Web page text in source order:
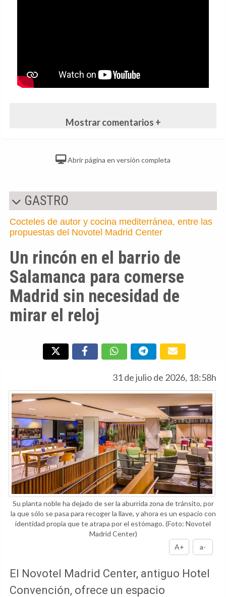
Mostrar comentarios +
Abrir página en versión completa
GASTRO
Cocteles de autor y cocina mediterránea, entre las
propuestas del Novotel Madrid Center
Un rincón en el barrio de
Salamanca para comerse
Madrid sin necesidad de
mirar el reloj
31 de julio de 2026, 18:58h
Su planta noble ha dejado de ser la aburrida zona de tránsito, por
la que sólo se pasa para recoger la llave, y ahora es un espacio con
identidad propia que te atrapa por el estómago.(Foto: Novotel
Madrid Center)
A+
a-
El Novotel Madrid Center, antiguo Hotel
Convención, ofrece un espacio